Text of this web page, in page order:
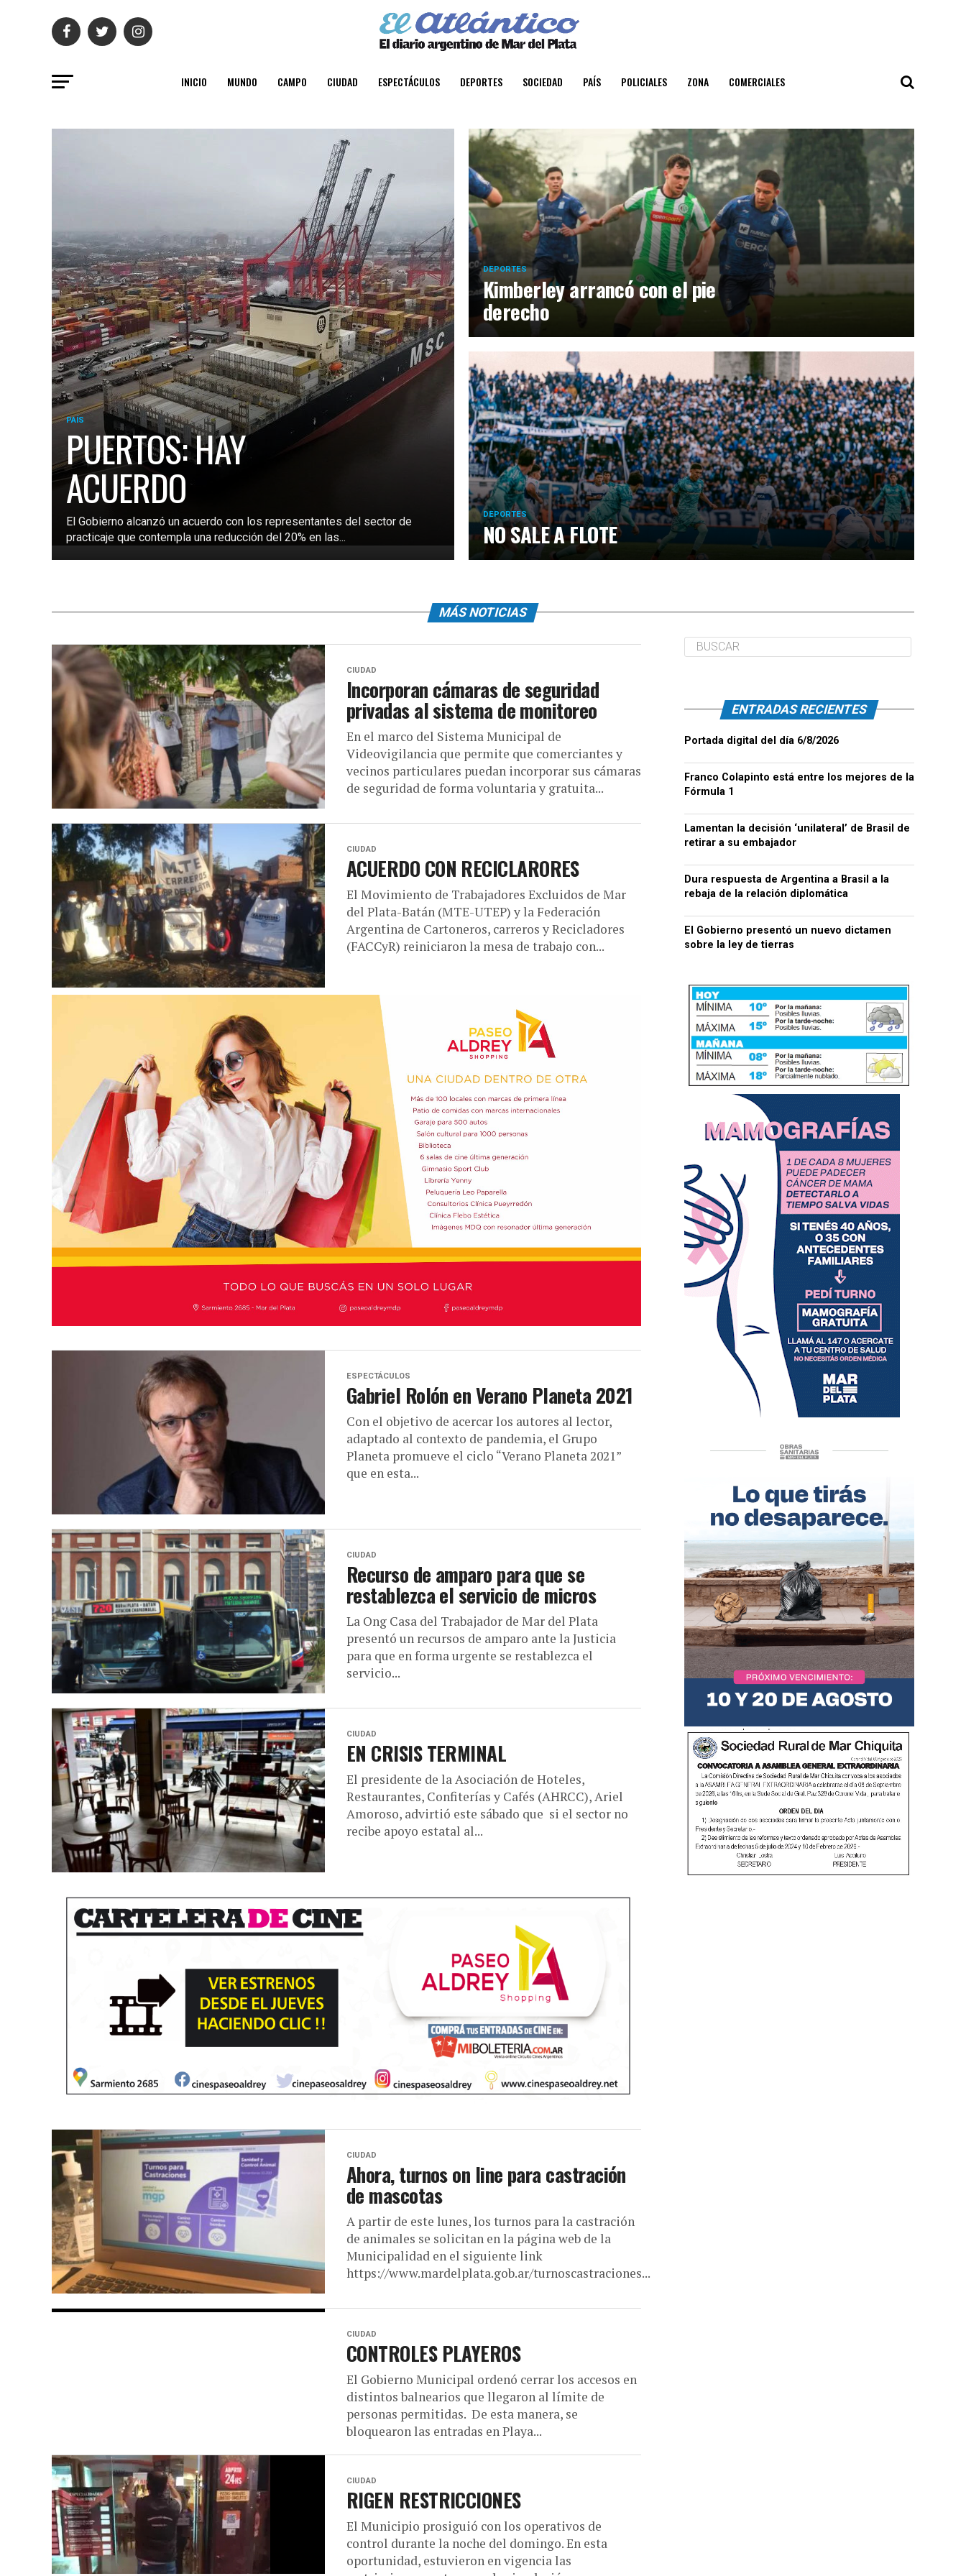
INICIO MUNDO CAMPO CIUDAD ESPECTÁCULOS DEPORTES SOCIEDAD PAÍS POLICIALES ZONA COMERCIALES
PAÍS
PUERTOS: HAY
ACUERDO
El Gobierno alcanzó un acuerdo con los representantes del sector de
practicaje que contempla una reducción del 20% en las...
DEPORTES
Kimberley arrancó con el pie
derecho
DEPORTES
NO SALE A FLOTE
MÁS NOTICIAS
CIUDAD
Incorporan cámaras de seguridad
privadas al sistema de monitoreo
En el marco del Sistema Municipal de
Videovigilancia que permite que comerciantes y
vecinos particulares puedan incorporar sus cámaras
de seguridad de forma voluntaria y gratuita...
CIUDAD
ACUERDO CON RECICLARORES
El Movimiento de Trabajadores Excluidos de Mar
del Plata-Batán (MTE-UTEP) y la Federación
Argentina de Cartoneros, carreros y Recicladores
(FACCyR) reiniciaron la mesa de trabajo con...
ESPECTÁCULOS
Gabriel Rolón en Verano Planeta 2021
Con el objetivo de acercar los autores al lector,
adaptado al contexto de pandemia, el Grupo
Planeta promueve el ciclo “Verano Planeta 2021”
que en esta...
CIUDAD
Recurso de amparo para que se
restablezca el servicio de micros
La Ong Casa del Trabajador de Mar del Plata
presentó un recursos de amparo ante la Justicia
para que en forma urgente se restablezca el
servicio...
CIUDAD
EN CRISIS TERMINAL
El presidente de la Asociación de Hoteles,
Restaurantes, Confiterías y Cafés (AHRCC), Ariel
Amoroso, advirtió este sábado que si el sector no
recibe apoyo estatal al...
CIUDAD
Ahora, turnos on line para castración
de mascotas
A partir de este lunes, los turnos para la castración
de animales se solicitan en la página web de la
Municipalidad en el siguiente link
https://www.mardelplata.gob.ar/turnoscastraciones...
CIUDAD
CONTROLES PLAYEROS
El Gobierno Municipal ordenó cerrar los accesos en
distintos balnearios que llegaron al límite de
personas permitidas. De esta manera, se
bloquearon las entradas en Playa...
CIUDAD
RIGEN RESTRICCIONES
El Municipio prosiguió con los operativos de
control durante la noche del domingo. En esta
oportunidad, estuvieron en vigencia las
ENTRADAS RECIENTES
Portada digital del día 6/8/2026
Franco Colapinto está entre los mejores de la
Fórmula 1
Lamentan la decisión ‘unilateral’ de Brasil de
retirar a su embajador
Dura respuesta de Argentina a Brasil a la
rebaja de la relación diplomática
El Gobierno presentó un nuevo dictamen
sobre la ley de tierras